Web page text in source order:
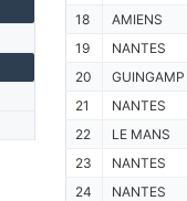
18
AMIENS
19
NANTES
20
GUINGAMP
21
NANTES
22
LE MANS
23
NANTES
24
NANTES